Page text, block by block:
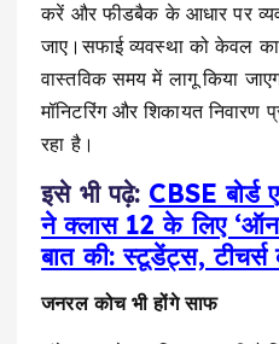
करें और फीडबैक के आधार पर
जाए।सफाई व्यवस्था को केवल
वास्तविक समय में लागू किया
मॉनिटरिंग और शिकायत निवारण
रहा है।
इसे भी पढ़े: CBSE
ने क्लास 12 के लिए ‘ऑन-
बात की: स्टूडेंट्स, टीचर्स
जनरल कोच भी होंगे साफ